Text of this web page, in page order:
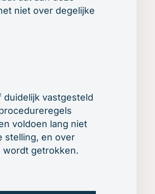
niet over degelijke
duidelijk vastgesteld
voldoen lang niet
stelling, en over
wordt getrokken.